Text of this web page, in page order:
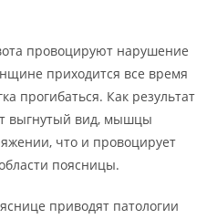
провоцируют нарушение
приходится все время
прогибаться. Как результат
выгнутый вид, мышцы
что и провоцирует
поясницы.
приводят патологии